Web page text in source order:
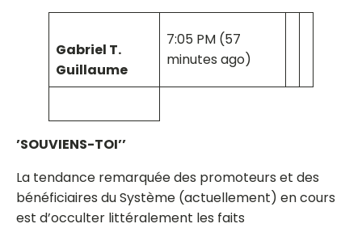
Gabriel T.
Guillaume
7:05 PM (57
minutes ago)
’SOUVIENS-TOI’’
La tendance remarquée des promoteurs et des
bénéficiaires du Système (actuellement) en cours
est d’occulter littéralement les faits